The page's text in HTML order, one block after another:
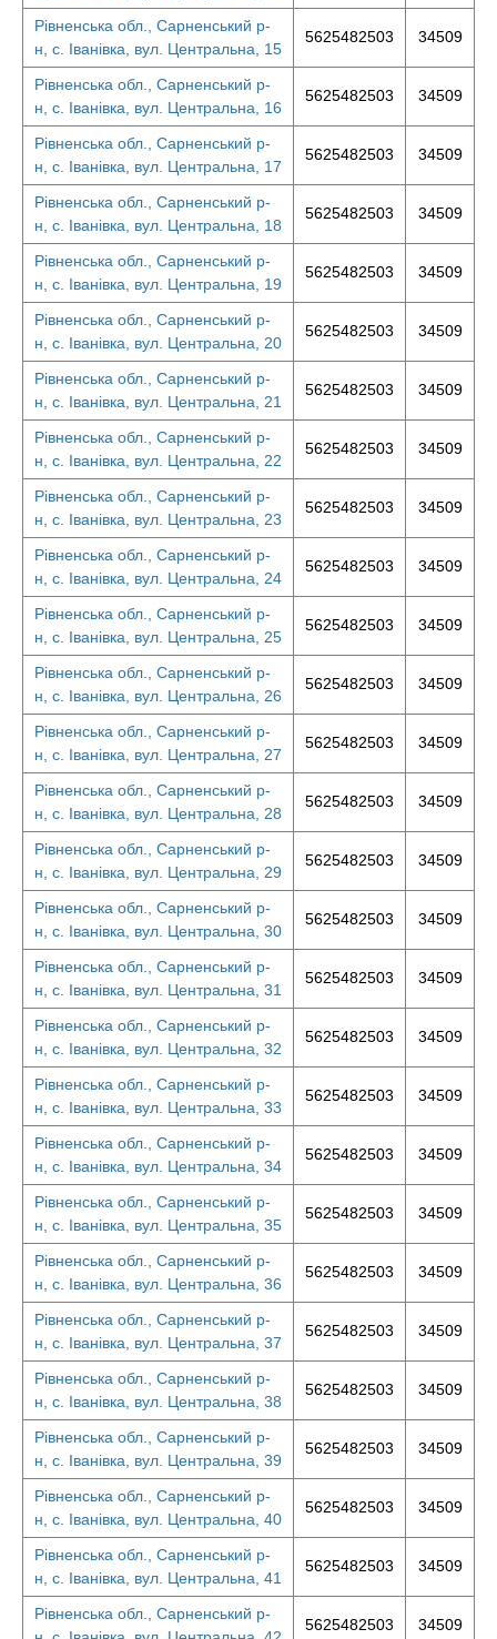
Рівненська обл., Сарненський р-
н, с. Іванівка, вул. Центральна, 15
5625482503 34509
Рівненська обл., Сарненський р-
н, с. Іванівка, вул. Центральна, 16
5625482503 34509
Рівненська обл., Сарненський р-
н, с. Іванівка, вул. Центральна, 17
5625482503 34509
Рівненська обл., Сарненський р-
н, с. Іванівка, вул. Центральна, 18
5625482503 34509
Рівненська обл., Сарненський р-
н, с. Іванівка, вул. Центральна, 19
5625482503 34509
Рівненська обл., Сарненський р-
н, с. Іванівка, вул. Центральна, 20
5625482503 34509
Рівненська обл., Сарненський р-
н, с. Іванівка, вул. Центральна, 21
5625482503 34509
Рівненська обл., Сарненський р-
н, с. Іванівка, вул. Центральна, 22
5625482503 34509
Рівненська обл., Сарненський р-
н, с. Іванівка, вул. Центральна, 23
5625482503 34509
Рівненська обл., Сарненський р-
н, с. Іванівка, вул. Центральна, 24
5625482503 34509
Рівненська обл., Сарненський р-
н, с. Іванівка, вул. Центральна, 25
5625482503 34509
Рівненська обл., Сарненський р-
н, с. Іванівка, вул. Центральна, 26
5625482503 34509
Рівненська обл., Сарненський р-
н, с. Іванівка, вул. Центральна, 27
5625482503 34509
Рівненська обл., Сарненський р-
н, с. Іванівка, вул. Центральна, 28
5625482503 34509
Рівненська обл., Сарненський р-
н, с. Іванівка, вул. Центральна, 29
5625482503 34509
Рівненська обл., Сарненський р-
н, с. Іванівка, вул. Центральна, 30
5625482503 34509
Рівненська обл., Сарненський р-
н, с. Іванівка, вул. Центральна, 31
5625482503 34509
Рівненська обл., Сарненський р-
н, с. Іванівка, вул. Центральна, 32
5625482503 34509
Рівненська обл., Сарненський р-
н, с. Іванівка, вул. Центральна, 33
5625482503 34509
Рівненська обл., Сарненський р-
н, с. Іванівка, вул. Центральна, 34
5625482503 34509
Рівненська обл., Сарненський р-
н, с. Іванівка, вул. Центральна, 35
5625482503 34509
Рівненська обл., Сарненський р-
н, с. Іванівка, вул. Центральна, 36
5625482503 34509
Рівненська обл., Сарненський р-
н, с. Іванівка, вул. Центральна, 37
5625482503 34509
Рівненська обл., Сарненський р-
н, с. Іванівка, вул. Центральна, 38
5625482503 34509
Рівненська обл., Сарненський р-
н, с. Іванівка, вул. Центральна, 39
5625482503 34509
Рівненська обл., Сарненський р-
н, с. Іванівка, вул. Центральна, 40
5625482503 34509
Рівненська обл., Сарненський р-
н, с. Іванівка, вул. Центральна, 41
5625482503 34509
Рівненська обл., Сарненський р-
5625482503 34509